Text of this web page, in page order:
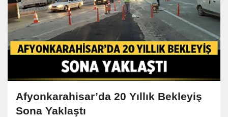
Afyonkarahisar’da 20 Yıllık Bekleyiş
Sona Yaklaştı